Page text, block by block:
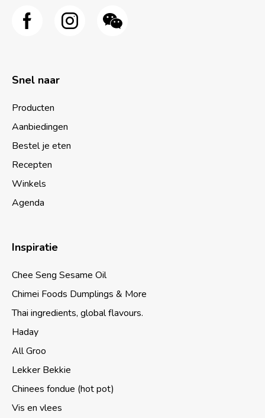
Snel naar
Producten
Aanbiedingen
Bestel je eten
Recepten
Winkels
Agenda
Inspiratie
Chee Seng Sesame Oil
Chimei Foods Dumplings & More
Thai ingredients, global flavours.
Haday
All Groo
Lekker Bekkie
Chinees fondue (hot pot)
Vis en vlees